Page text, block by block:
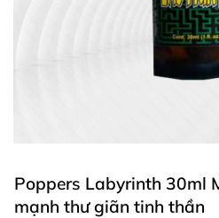
Poppers Labyrinth 30ml
mạnh thư giãn tinh thần